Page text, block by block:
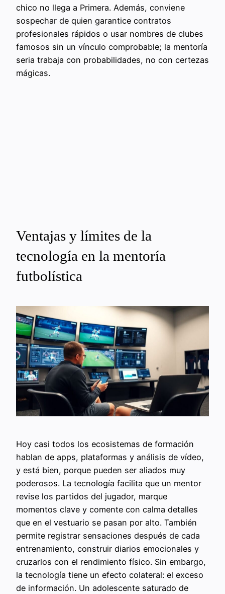
chico no llega a Primera. Además, conviene
sospechar de quien garantice contratos
profesionales rápidos o usar nombres de clubes
famosos sin un vínculo comprobable; la mentoría
seria trabaja con probabilidades, no con certezas
mágicas.
Ventajas y límites de la
tecnología en la mentoría
futbolística
Hoy casi todos los ecosistemas de formación
hablan de apps, plataformas y análisis de vídeo,
y está bien, porque pueden ser aliados muy
poderosos. La tecnología facilita que un mentor
revise los partidos del jugador, marque
momentos clave y comente con calma detalles
que en el vestuario se pasan por alto. También
permite registrar sensaciones después de cada
entrenamiento, construir diarios emocionales y
cruzarlos con el rendimiento físico. Sin embargo,
la tecnología tiene un efecto colateral: el exceso
de información. Un adolescente saturado de